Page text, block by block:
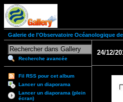
Galerie de l'Observatoire Océanologique
Recherche avancée
Fil RSS pour cet album
Lancer un diaporama
Lancer un diaporama (plein
écran)
24/12/